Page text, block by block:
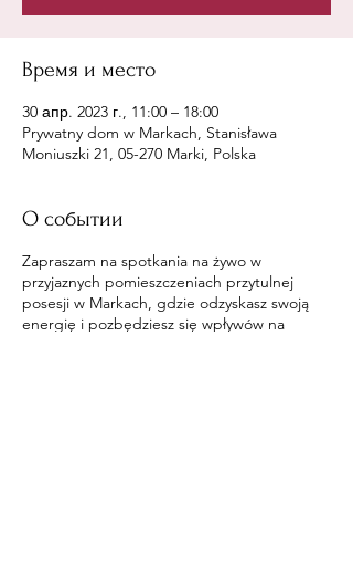
Время и место
30 апр. 2023 г., 11:00 – 18:00
Prywatny dom w Markach, Stanisława
Moniuszki 21, 05-270 Marki, Polska
О событии
Zapraszam na spotkania na żywo w
przyjaznych pomieszczeniach przytulnej
posesji w Markach, gdzie odzyskasz swoją
energię i pozbędziesz się wpływów na